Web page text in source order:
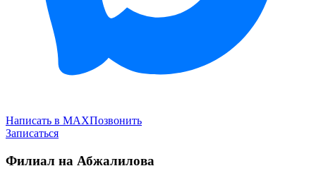
Написать в MAXПозвонить
Записаться
Филиал на Абжалилова